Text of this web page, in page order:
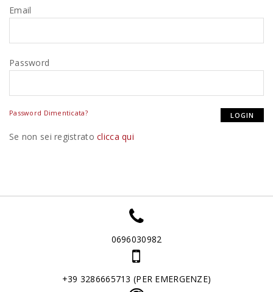
Email
Password
Password Dimenticata?
Se non sei registratoclicca qui
0696030982
+39 3286665713 (PER EMERGENZE)